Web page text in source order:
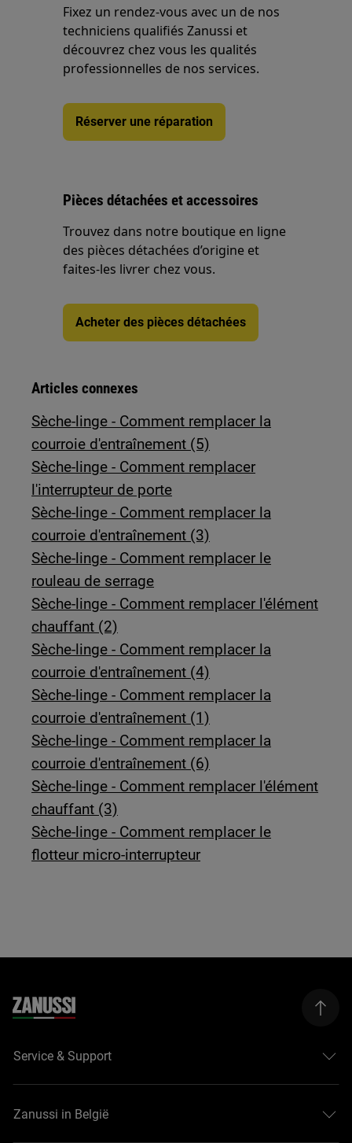
Fixez un rendez-vous avec un de nos
techniciens qualifiés Zanussi et
découvrez chez vous les qualités
professionnelles de nos services.
Réserver une réparation
Pièces détachées et accessoires
Trouvez dans notre boutique en ligne
des pièces détachées d’origine et
faites-les livrer chez vous.
Acheter des pièces détachées
Articles connexes
Sèche-linge - Comment remplacer la
courroie d'entraînement (5)
Sèche-linge - Comment remplacer
l'interrupteur de porte
Sèche-linge - Comment remplacer la
courroie d'entraînement (3)
Sèche-linge - Comment remplacer le
rouleau de serrage
Sèche-linge - Comment remplacer l'élément
chauffant (2)
Sèche-linge - Comment remplacer la
courroie d'entraînement (4)
Sèche-linge - Comment remplacer la
courroie d'entraînement (1)
Sèche-linge - Comment remplacer la
courroie d'entraînement (6)
Sèche-linge - Comment remplacer l'élément
chauffant (3)
Sèche-linge - Comment remplacer le
flotteur micro-interrupteur
Service & Support
Zanussi in België